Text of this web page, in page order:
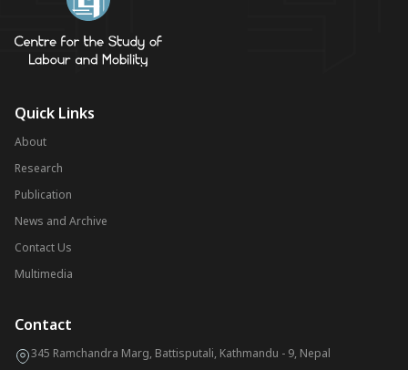
Quick Links
About
Research
Publication
News and Archive
Contact Us
Multimedia
Contact
345 Ramchandra Marg, Battisputali, Kathmandu - 9, Nepal